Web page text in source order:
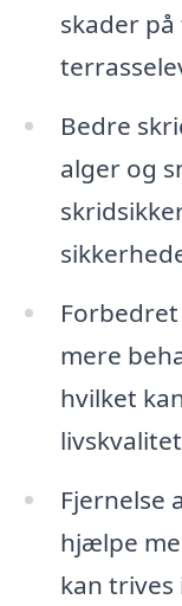
skader
Bedre
alger og
mere
hvilket
Fjernelse
hjælpe
kan trives